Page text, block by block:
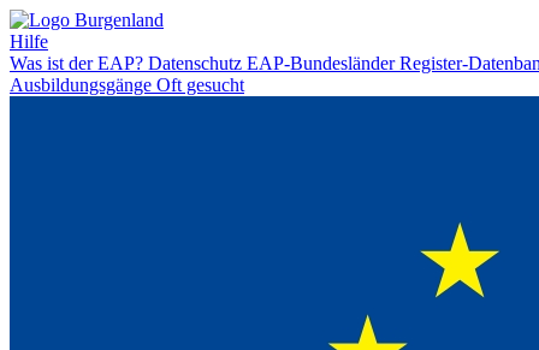
Hilfe
Was ist der EAP? Datenschutz EAP-BundesländerRegister-
Ausbildungsgänge Oft gesucht